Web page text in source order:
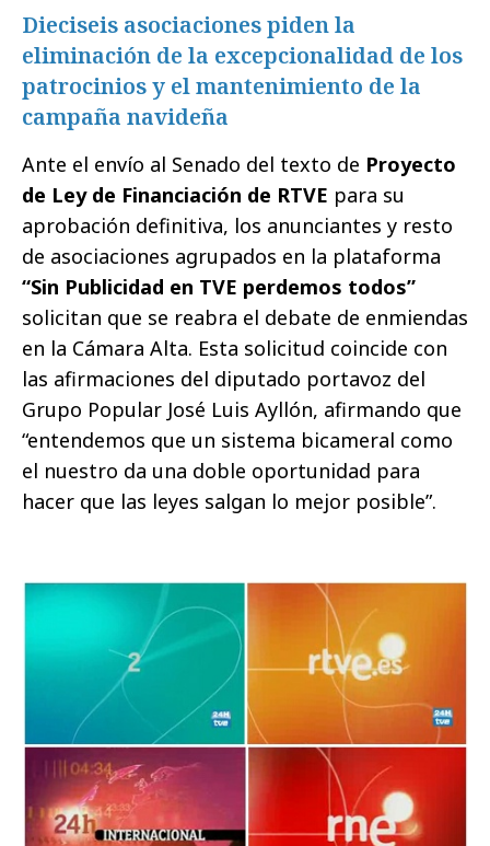
Dieciseis asociaciones piden la
eliminación de la excepcionalidad de los
patrocinios y el mantenimiento de la
campaña navideña
Ante el envío al Senado del texto de Proyecto
de Ley de Financiación de RTVE para su
aprobación definitiva, los anunciantes y resto
de asociaciones agrupados en la plataforma
“Sin Publicidad en TVE perdemos todos”
solicitan que se reabra el debate de enmiendas
en la Cámara Alta. Esta solicitud coincide con
las afirmaciones del diputado portavoz del
Grupo Popular José Luis Ayllón, afirmando que
“entendemos que un sistema bicameral como
el nuestro da una doble oportunidad para
hacer que las leyes salgan lo mejor posible”.